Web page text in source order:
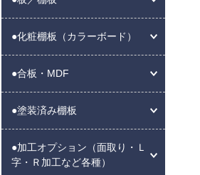
●化粧棚板（カラーボード）
●合板・MDF
●塗装済み棚板
●加工オプション（面取り・Ｌ
字・Ｒ加工など各種）